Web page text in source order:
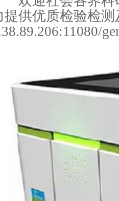
提供优质检验检